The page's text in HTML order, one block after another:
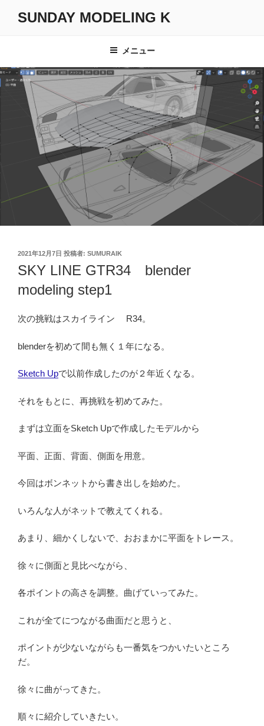
へ
SUNDAY MODELING K
メニュー
投
日:
2021年12月7日 投稿者: SUMURAIK
SKY LINE GTR34 blender
modeling step1
次の挑戦はスカイライン R34。
blenderを初めて間も無く１年になる。
Sketch Upで以前作成したのが２年近くなる。
それをもとに、再挑戦を初めてみた。
まずは立面をSketch Upで作成したモデルから
平面、正面、背面、側面を用意。
今回はボンネットから書き出しを始めた。
いろんな人がネットで教えてくれる。
あまり、細かくしないで、おおまかに平面をトレース。
徐々に側面と見比べながら、
各ポイントの高さを調整。曲げていってみた。
これが全てにつながる曲面だと思うと、
ポイントが少ないながらも一番気をつかいたいところ
だ。
徐々に曲がってきた。
順々に紹介していきたい。